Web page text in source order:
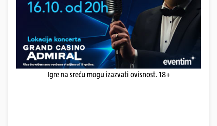
Igre na sreću mogu izazvati ovisnost. 18+